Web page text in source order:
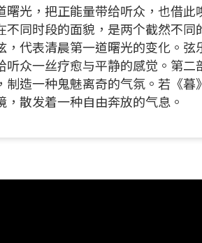
光，把正能量带给听众，也借
同时段的面貌，是两个截然不同
，代表清晨第一道曙光的变化。
众一丝疗愈与平静的感觉。第二
造一种鬼魅离奇的气氛。若《暮
，散发着一种自由奔放的气息。